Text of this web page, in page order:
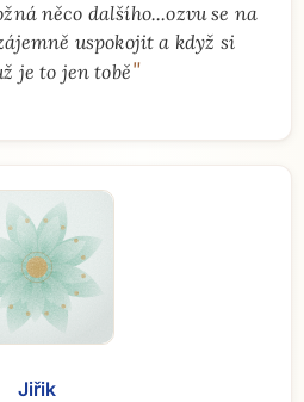
něco dalšího...ozvu se na
uspokojit a když si
je to jen tobě"
Jiřik